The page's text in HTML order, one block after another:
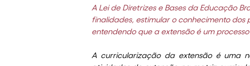
A Lei de Diretrizes e Bases da Educação
finalidades, estimular o conhecimento
entendendo que a extensão é um
A curricularização da extensão é uma